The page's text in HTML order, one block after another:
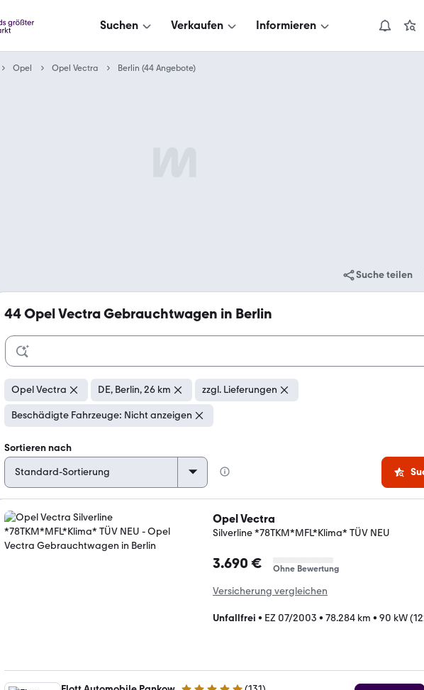
Suchen Verkaufen Informieren
Opel Opel Vectra Berlin (44 Angebote)
Suche teilen
44Opel Vectra Gebrauchtwagen in Berlin
Opel Vectra DE, Berlin, 26 km zzgl. Lieferungen
Beschädigte Fahrzeuge: Nicht anzeigen
Sortieren nach
Opel Vectra
Silverline *78TKM*MFL*Klima* TÜV NEU
3.690 € Ohne Bewertung
Versicherung vergleichen
Unfallfrei • EZ 07/2003 • 78.284 km • 90 kW